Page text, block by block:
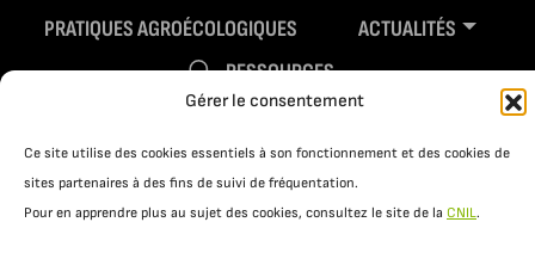
Gérer le consentement
Ce site utilise des cookies essentiels à son fonctionnement et des cookies de
sites partenaires à des fins de suivi de fréquentation.
Pour en apprendre plus au sujet des cookies, consultez le site de la CNIL.
PRATIQUES AGROÉCOLOGIQUES
ACTUALITÉS
RESSOURCES